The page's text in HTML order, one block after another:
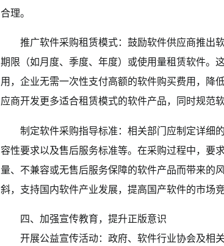
合理。
推广软件采购租赁模式：鼓励软件供应商推出
期限（如月度、季度、年度）或使用量租赁软件。
用，企业无需一次性支付高额的软件购买费用，降
应商开发更多适合租赁模式的软件产品，同时规范
制定软件采购指导标准：相关部门应制定详细
容性要求以及售后服务标准等。在采购过程中，要
量、不兼容或无售后服务保障的软件产品而带来的
斜，支持国内软件产业发展，提高国产软件的市场竞
四、加强宣传教育，提升正版意识
开展公益宣传活动：政府、软件行业协会及相